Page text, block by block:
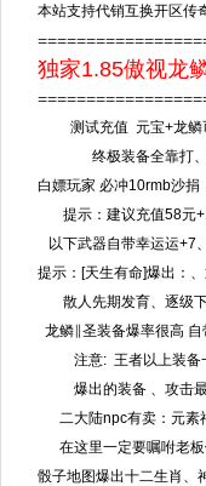
本站支持代销互换开区传
独家1.85傲视龙
测试充值 元宝+龙鳞币
终极装备全靠打、主
白嫖玩家 必冲10rmb沙捐
提示：建议充值58元
以下武器自带幸运运+7
提示：[天生有命]爆出：
散人先期发育、逐级下
龙鳞∥圣装备爆率很高
注意: 王者以上装备一
爆出的装备 、攻击最
二大陆npc有卖：元素
在这里一定要嘱咐老板
骰子地图爆出十二生肖、